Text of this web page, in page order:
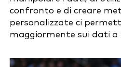
confronto e di creare
personalizzate ci
maggiormente sui dati a